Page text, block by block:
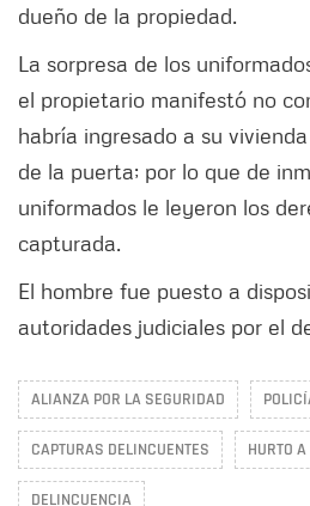
dueño de la propiedad.
La sorpresa de los
el propietario manifestó no
habría ingresado a su
de la puerta; por lo que de
uniformados le leyeron los
capturada.
El hombre fue puesto a
autoridades judiciales por el
ALIANZA POR LA SEGURIDAD
CAPTURAS DELINCUENTES HURTO
DELINCUENCIA